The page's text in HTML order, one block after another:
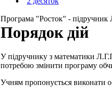
Програма "Росток" - підручник
Порядок дій
У підручнику з математики
потребою змінити програму
Учням пропонується виконати